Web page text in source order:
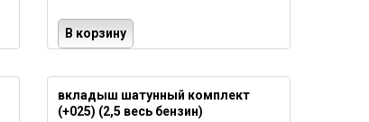
В корзину
вкладыш шатунный комплект
(+025) (2,5 весь бензин)